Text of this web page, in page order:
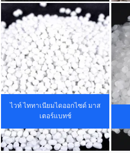
ไวท์ ไททาเนียมไดออกไซด์ มาส
เตอร์แบทช์